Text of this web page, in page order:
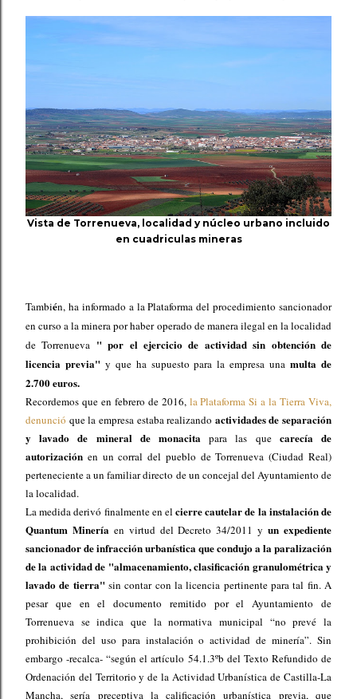
Vista de Torrenueva, localidad y núcleo urbano incluido
en cuadriculas mineras
También, ha informado a la Plataforma del procedimiento sancionador
en curso a la minera por haber operado de manera ilegal en la localidad
de Torrenueva " por el ejercicio de actividad sin obtención de
licencia previa" y que ha supuesto para la empresa unamulta de
2.700 euros.
Recordemos que en febrero de 2016,la Plataforma Si a la Tierra Viva,
denunció que la empresa estaba realizando actividades de separación
y lavado de mineral de monacita para las que carecía de
autorización en un corral del pueblo de Torrenueva (Ciudad Real)
perteneciente a un familiar directo de un concejal del Ayuntamiento de
la localidad.
La medida derivó finalmente en elcierre cautelar de la instalación de
Quantum Minería en virtud del Decreto 34/2011 yun expediente
sancionador de infracción urbanística que condujo a la paralización
de la actividad de "almacenamiento, clasificación granulométrica y
lavado de tierra" sin contar con la licencia pertinente para tal fin. A
pesar que en el documento remitido por el Ayuntamiento de
Torrenueva se indica que la normativa municipal “no prevé la
prohibición del uso para instalación o actividad de minería”. Sin
embargo -recalca- “según el artículo 54.1.3ºb del Texto Refundido de
Ordenación del Territorio y de la Actividad Urbanística de Castilla-La
Mancha, sería preceptiva la calificación urbanística previa, que